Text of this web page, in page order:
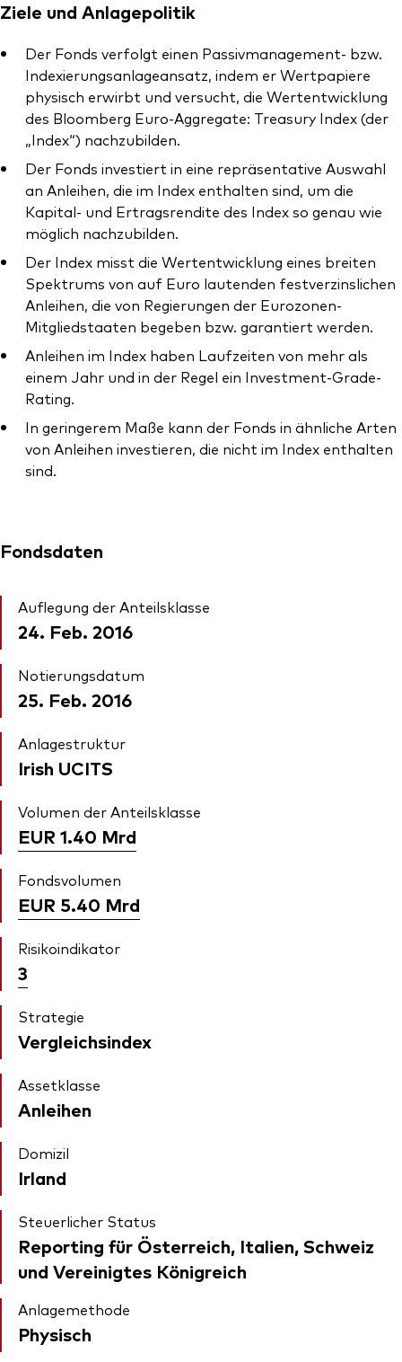
Dienstleistungen
Portfolio-Services
LifePlan-Modellportfolios
Ziele und Anlagepolitik
Der Fonds verfolgt einen Passivmanagement- bzw.
Indexierungsanlageansatz, indem er Wertpapiere
physisch erwirbt und versucht, die Wertentwicklung
des Bloomberg Euro-Aggregate: Treasury Index (der
„Index“) nachzubilden.
Der Fonds investiert in eine repräsentative Auswahl
an Anleihen, die im Index enthalten sind, um die
Kapital- und Ertragsrendite des Index so genau wie
möglich nachzubilden.
Der Index misst die Wertentwicklung eines breiten
Spektrums von auf Euro lautenden festverzinslichen
Anleihen, die von Regierungen der Eurozonen-
Mitgliedstaaten begeben bzw. garantiert werden.
Anleihen im Index haben Laufzeiten von mehr als
einem Jahr und in der Regel ein Investment-Grade-
Rating.
In geringerem Maße kann der Fonds in ähnliche Arten
von Anleihen investieren, die nicht im Index enthalten
sind.
Fondsdaten
Auflegung der Anteilsklasse
24. Feb. 2016
Notierungsdatum
25. Feb. 2016
Anlagestruktur
Irish UCITS
Volumen der Anteilsklasse
EUR 1.40 Mrd
Fondsvolumen
EUR 5.40 Mrd
Risikoindikator
3
Strategie
Vergleichsindex
Assetklasse
Anleihen
Domizil
Irland
Steuerlicher Status
Reporting für Österreich, Italien, Schweiz
und Vereinigtes Königreich
Anlagemethode
Physisch